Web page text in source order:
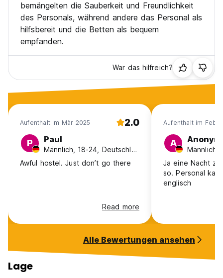
bemängelten die Sauberkeit und Freundlichkeit
des Personals, während andere das Personal als
hilfsbereit und die Betten als bequem
empfanden.
War das hilfreich?
Aufenthalt im Mär 2025 2.0
P Paul
Männlich, 18-24, Deutschland
Awful hostel. Just don’t go there
Read more
Aufenthalt im Feb
A Anonym
Ja eine Nacht
so. Personal
englisch
Alle Bewertungen ansehen
Lage